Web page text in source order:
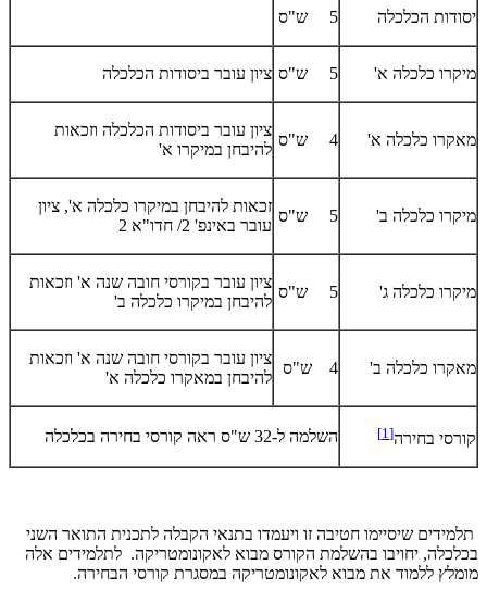
יסודות הכלכלה 5 ש"ס
מיקרו כלכלה א' 5 ש"ס ציון עובר ביסודות הכלכלה
מאקרו כלכלה א' 4 ש"ס
ציון עובר ביסודות הכלכלה וזכאות
להיבחן במיקרו א'
מיקרו כלכלה ב' 5 ש"ס
זכאות להיבחן במיקרו כלכלה א', ציון
עובר באינפ' 2/ חדו"א 2
מיקרו כלכלה ג' 5 ש"ס
ציון עובר בקורסי חובה שנה א' וזכאות
להיבחן במיקרו כלכלה ב'
מאקרו כלכלה ב' 4 ש"ס
ציון עובר בקורסי חובה שנה א' וזכאות
להיבחן במאקרו כלכלה א'
קורסי בחירה[1] השלמה ל-32 ש"ס ראה קורסי בחירה בכלכלה
תלמידים שיסיימו חטיבה זו ויעמדו בתנאי הקבלה לתכנית התואר השני
בכלכלה, יחויבו בהשלמת הקורס מבוא לאקונומטריקה. לתלמידים אלה
מומלץ ללמוד את מבוא לאקונומטריקה במסגרת קורסי הבחירה.